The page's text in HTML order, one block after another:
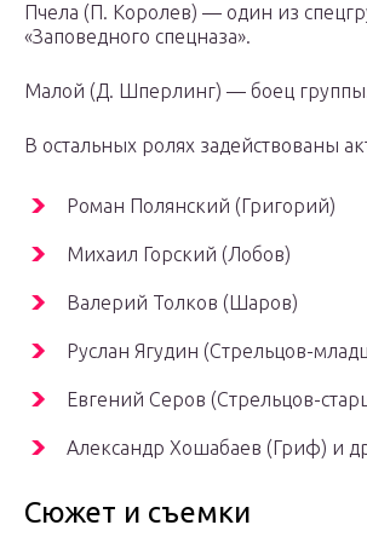
Пчела (П. Королев) — один из
«Заповедного спецназа».
Малой (Д. Шперлинг) — боец
В остальных ролях задействованы
Роман Полянский (Григорий)
Михаил Горский (Лобов)
Валерий Толков (Шаров)
Руслан Ягудин (Стрельцов-
Евгений Серов (Стрельцов-
Александр Хошабаев (Гриф) и
Сюжет и съемки